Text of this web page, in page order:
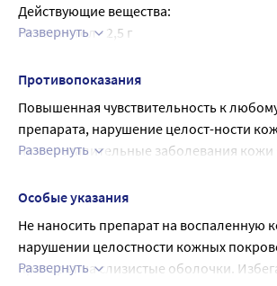
Действующие вещества:
Левоментол - 2,5 г
Бензокаин (анестезин) - 1,0 г
Этанол (этиловый спирт) 70 % до 100 мл
Развернуть
Противопоказания
Повышенная чувствительность к
препарата, нарушение целост-ности
или воспалительные заболевания кожи
беременность, период лактации,
Развернуть
Особые указания
Не наносить препарат на воспаленную
нарушении целостности кожных
препарат на слизистые оболочки.
Развернуть